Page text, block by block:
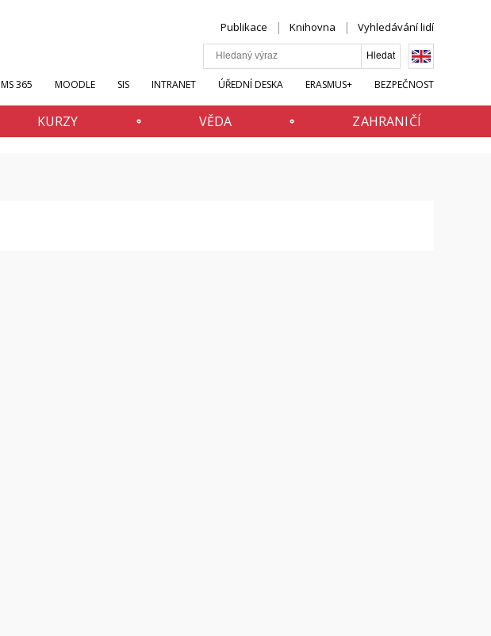
Publikace Knihovna Vyhledávání lidí
MS 365 MOODLE SIS INTRANET ÚŘEDNÍ DESKA ERASMUS+ BEZPEČNOST
KURZY VĚDA ZAHRANIČÍ